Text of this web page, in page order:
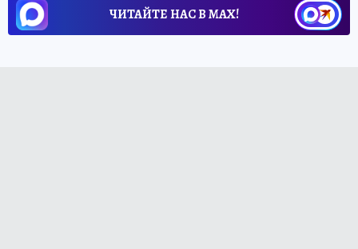
ЧИТАЙТЕ НАС В МАХ!